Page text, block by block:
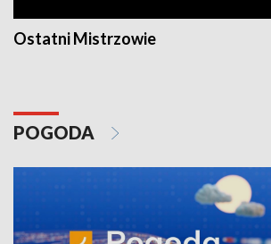
Ostatni Mistrzowie
POGODA